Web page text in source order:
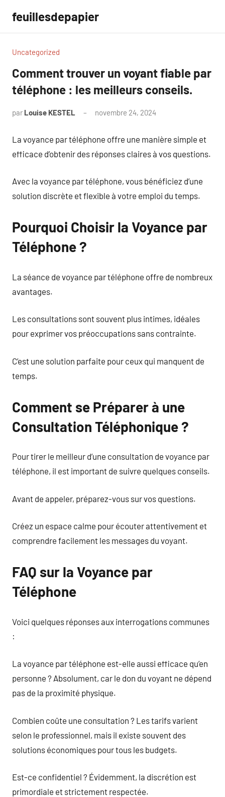
contenu
feuillesdepapier
Uncategorized
Comment trouver un voyant fiable par
téléphone : les meilleurs conseils.
par Louise KESTEL novembre 24, 2024
La voyance par téléphone offre une manière simple et
efficace d’obtenir des réponses claires à vos questions.
Avec la voyance par téléphone, vous bénéficiez d’une
solution discrète et flexible à votre emploi du temps.
Pourquoi Choisir la Voyance par
Téléphone ?
La séance de voyance par téléphone offre de nombreux
avantages.
Les consultations sont souvent plus intimes, idéales
pour exprimer vos préoccupations sans contrainte.
C’est une solution parfaite pour ceux qui manquent de
temps.
Comment se Préparer à une
Consultation Téléphonique ?
Pour tirer le meilleur d’une consultation de voyance par
téléphone, il est important de suivre quelques conseils.
Avant de appeler, préparez-vous sur vos questions.
Créez un espace calme pour écouter attentivement et
comprendre facilement les messages du voyant.
FAQ sur la Voyance par
Téléphone
Voici quelques réponses aux interrogations communes
:
La voyance par téléphone est-elle aussi efficace qu’en
personne ? Absolument, car le don du voyant ne dépend
pas de la proximité physique.
Combien coûte une consultation ? Les tarifs varient
selon le professionnel, mais il existe souvent des
solutions économiques pour tous les budgets.
Est-ce confidentiel ? Évidemment, la discrétion est
primordiale et strictement respectée.